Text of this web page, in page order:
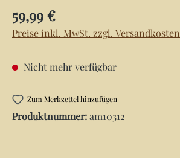
Regulärer Preis:
59,99 €
Preise inkl. MwSt. zzgl. Versandkosten
Nicht mehr verfügbar
Zum Merkzettel hinzufügen
Produktnummer:am10312